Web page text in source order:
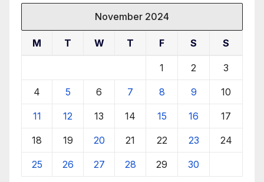
November 2024
M T W T F S S
1 2 3
4 5 6 7 8 9 10
11 12 13 14 15 16 17
18 19 20 21 22 23 24
25 26 27 28 29 30